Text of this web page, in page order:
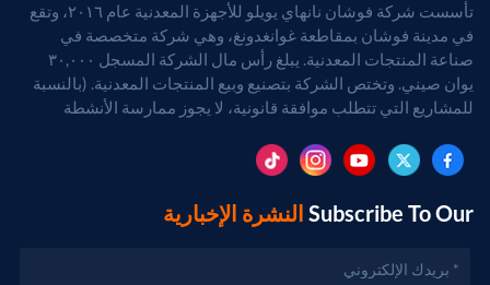
تأسست شركة فوشان نانهاي يويلو للأجهزة المعدنية عام ٢٠١٦، وتقع
في مدينة فوشان بمقاطعة غوانغدونغ، وهي شركة متخصصة في
صناعة المنتجات المعدنية. يبلغ رأس مال الشركة المسجل ٣٠,٠٠٠
يوان صيني. وتختص الشركة بتصنيع وبيع المنتجات المعدنية. (بالنسبة
للمشاريع التي تتطلب موافقة قانونية، لا يجوز ممارسة الأنشطة
Subscribe To Our النشرة الإخبارية